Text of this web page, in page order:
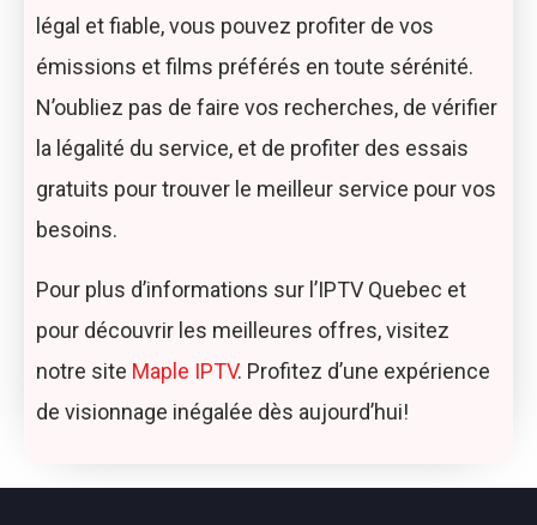
légal et fiable, vous pouvez profiter de vos
émissions et films préférés en toute sérénité.
N’oubliez pas de faire vos recherches, de vérifier
la légalité du service, et de profiter des essais
gratuits pour trouver le meilleur service pour vos
besoins.
Pour plus d’informations sur l’IPTV Quebec et
pour découvrir les meilleures offres, visitez
notre site Maple IPTV. Profitez d’une expérience
de visionnage inégalée dès aujourd’hui!